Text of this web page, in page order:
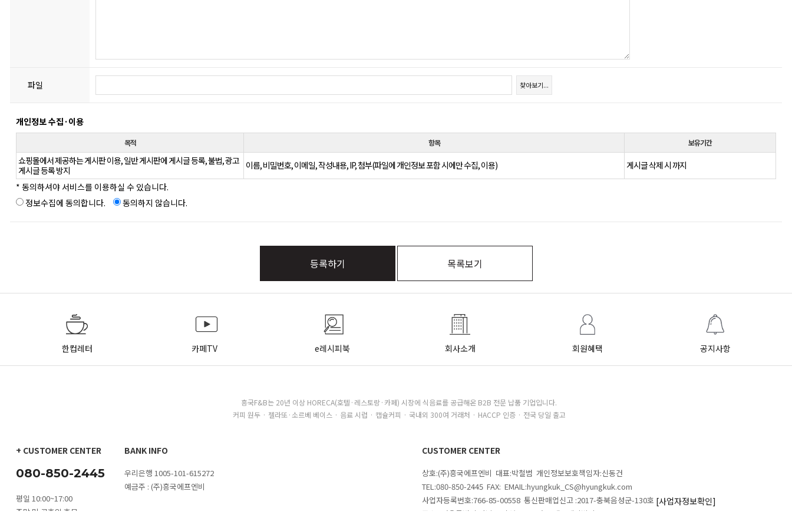
파일 찾아보기...
개인정보 수집·이용
목적 항목 보유기간
쇼핑몰에서 제공하는 게시판 이용, 일반 게시판에 게시글 등록, 불법, 광고
게시글 등록 방지
이름, 비밀번호, 이메일, 작성내용, IP, 첨부(파일에 개인정보 포함 시에만 수집, 이용)
게시글 삭제 시 까지
* 동의하셔야 서비스를 이용하실 수 있습니다.
정보수집에 동의합니다.
동의하지 않습니다.
등록하기 목록보기
한컵레터 카페TV e레시피북 회사소개 회원혜택 공지사항
흥국F&B는 20년 이상 HORECA(호텔·레스토랑·카페) 시장에 식음료를 공급해온 B2B 전문 납품 기업입니다.
커피 원두 · 젤라또·소르베 베이스 · 음료 시럽 · 캡슐커피 · 국내외 300여 거래처 · HACCP 인증 · 전국 당일 출고
+ CUSTOMER CENTER
080-850-2445
평일 10:00~17:00
주말 및 공휴일 휴무
BANK INFO
우리은행 1005-101-615272
예금주 : (주)흥국에프엔비
CUSTOMER CENTER
상호:(주)흥국에프엔비 대표:박철범 개인정보보호책임자:신동건
TEL:080-850-2445 FAX: EMAIL:hyungkuk_CS@hyungkuk.com
사업자등록번호:766-85-00558 통신판매업신고 :2017-충북음성군-130호 [사업자정보확인]
주소 : 서울특별시 강남구 삼성로 546 흥국에프엔비빌딩